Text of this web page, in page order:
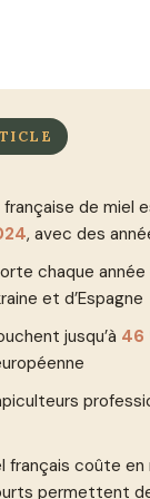
de miel
, avec des
chaque
et d’Espagne
jusqu’à 46
français coûte en
permettent